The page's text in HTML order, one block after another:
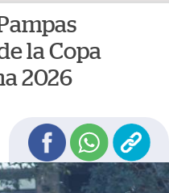
la Copa
2026